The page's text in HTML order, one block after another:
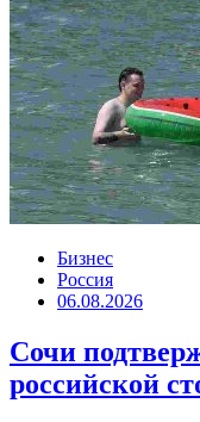
Бизнес
Россия
06.08.2026
Сочи
российской